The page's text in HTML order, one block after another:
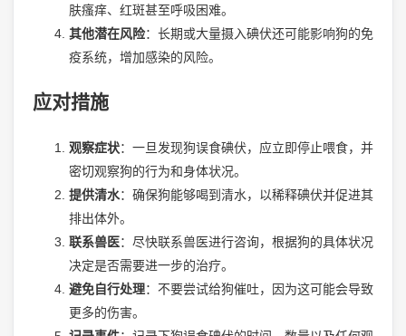
肤瘙痒、红斑甚至呼吸困难。
其他潜在风险：长期或大量摄入碘伏还可能影响狗的免
疫系统，增加感染的风险。
应对措施
观察症状：一旦发现狗误食碘伏，应立即停止喂食，并
密切观察狗的行为和身体状况。
提供清水：确保狗能够喝到清水，以稀释碘伏并促进其
排出体外。
联系兽医：尽快联系兽医进行咨询，根据狗的具体状况
决定是否需要进一步的治疗。
避免自行处理：不要尝试给狗催吐，因为这可能会导致
更多的伤害。